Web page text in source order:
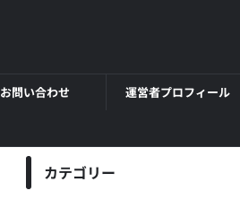
お問い合わせ 運営者プロフィール
カテゴリー